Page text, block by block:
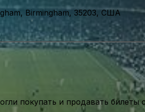
Birmingham, 35203, США
покупать и продавать билеты